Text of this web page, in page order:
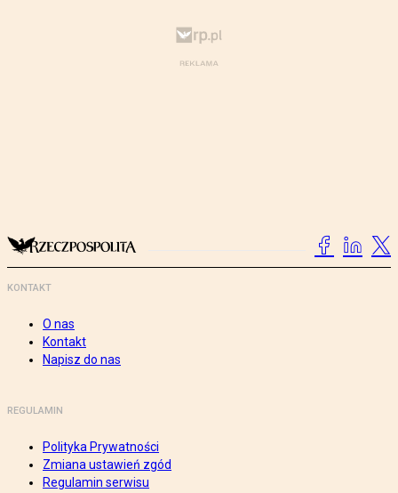
KONTAKT
O nas
Kontakt
Napisz do nas
REGULAMIN
Polityka Prywatności
Zmiana ustawień zgód
Regulamin serwisu